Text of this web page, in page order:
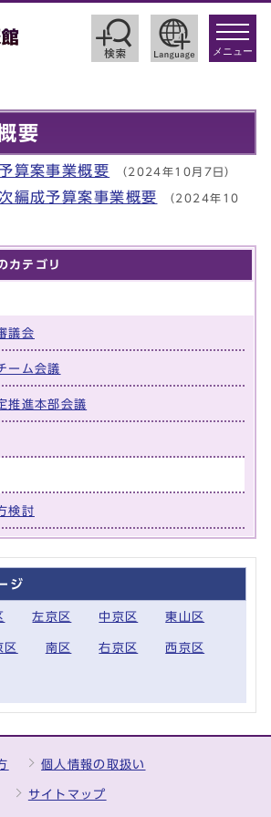
toggle
メニュー
要
算案事業概要 （2024年10月7日）
編成予算案事業概要 （2024年10
カテゴリ
議会
ーム会議
推進本部会議
検討
ジ
左京区 中京区 東山区
区 南区 右京区 西京区
個人情報の取扱い
サイトマップ